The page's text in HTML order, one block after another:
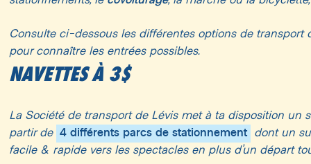
Objets gonflables
Objet pouvant poser un danger à la sécurité des
Parapluies
Planches à roulettes & patins à roues alignées
Pointeurs laser
Consulte ci-dessous les différentes options de transport
pour connaître les entrées possibles.
NAVETTES À 3$
La Société de transport de Lévis met à ta disposition un
partir de 4 différents parcs de stationnement dont un
facile & rapide vers les spectacles en plus d’un départ